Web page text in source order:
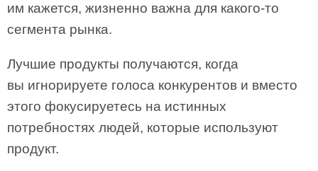
им кажется, жизненно важна для какого-то
сегмента рынка.
Лучшие продукты получаются, когда
вы игнорируете голоса конкурентов и вместо
этого фокусируетесь на истинных
потребностях людей, которые используют
продукт.